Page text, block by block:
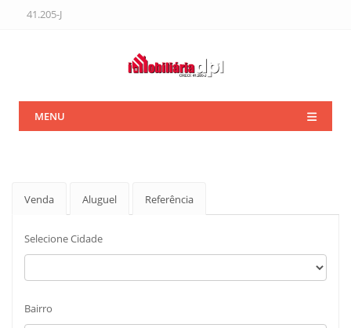
41.205-J
MENU
Venda Aluguel Referência
Selecione Cidade
Bairro